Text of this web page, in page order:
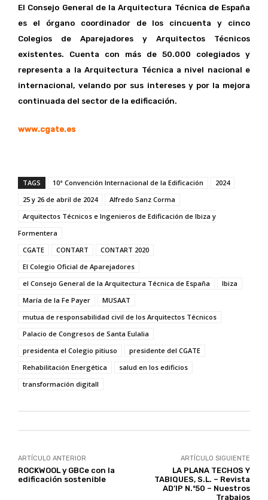
El Consejo General de la Arquitectura Técnica de España
es el órgano coordinador de los cincuenta y cinco
Colegios de Aparejadores y Arquitectos Técnicos
existentes. Cuenta con más de 50.000 colegiados y
representa a la Arquitectura Técnica a nivel nacional e
internacional, velando por sus intereses y por la mejora
continuada del sector de la edificación.
www.cgate.es
TAGS 10ª Convención Internacional de la Edificación
2024
25 y 26 de abril de 2024
Alfredo Sanz Corma
Arquitectos Técnicos e Ingenieros de Edificación de Ibiza y
Formentera
CGATE
CONTART
CONTART 2020
El Colegio Oficial de Aparejadores
el Consejo General de la Arquitectura Técnica de España
Ibiza
María de la Fe Payer
MUSAAT
mutua de responsabilidad civil de los Arquitectos Técnicos
Palacio de Congresos de Santa Eulalia
presidenta el Colegio pitiuso
presidente del CGATE
Rehabilitación Energética
salud en los edificios
transformación digitall
ARTÍCULO ANTERIOR
ROCKWOOL y GBCe con la
edificación sostenible
ARTÍCULO SIGUIENTE
LA PLANA TECHOS Y
TABIQUES, S.L. – Revista
AD’IP N.º50 – Nuestros
Trabajos